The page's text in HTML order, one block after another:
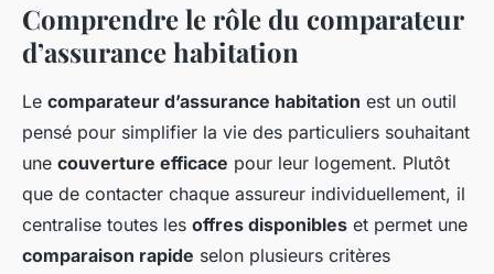
Comprendre le rôle du comparateur
d’assurance habitation
Le comparateur d’assurance habitation est un outil
pensé pour simplifier la vie des particuliers souhaitant
une couverture efficace pour leur logement. Plutôt
que de contacter chaque assureur individuellement, il
centralise toutes les offres disponibles et permet une
comparaison rapide selon plusieurs critères